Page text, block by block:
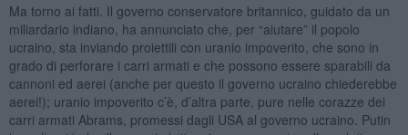
Ma torno ai fatti. Il governo conservatore britannico, guidato da un
miliardario indiano, ha annunciato che, per “aiutare” il popolo
ucraino, sta inviando proiettili con uranio impoverito, che sono in
grado di perforare i carri armati e che possono essere sparabili da
cannoni ed aerei (anche per questo il governo ucraino chiederebbe
aerei!); uranio impoverito c’è, d’altra parte, pure nelle corazze dei
carri armati Abrams, promessi dagli USA al governo ucraino. Putin